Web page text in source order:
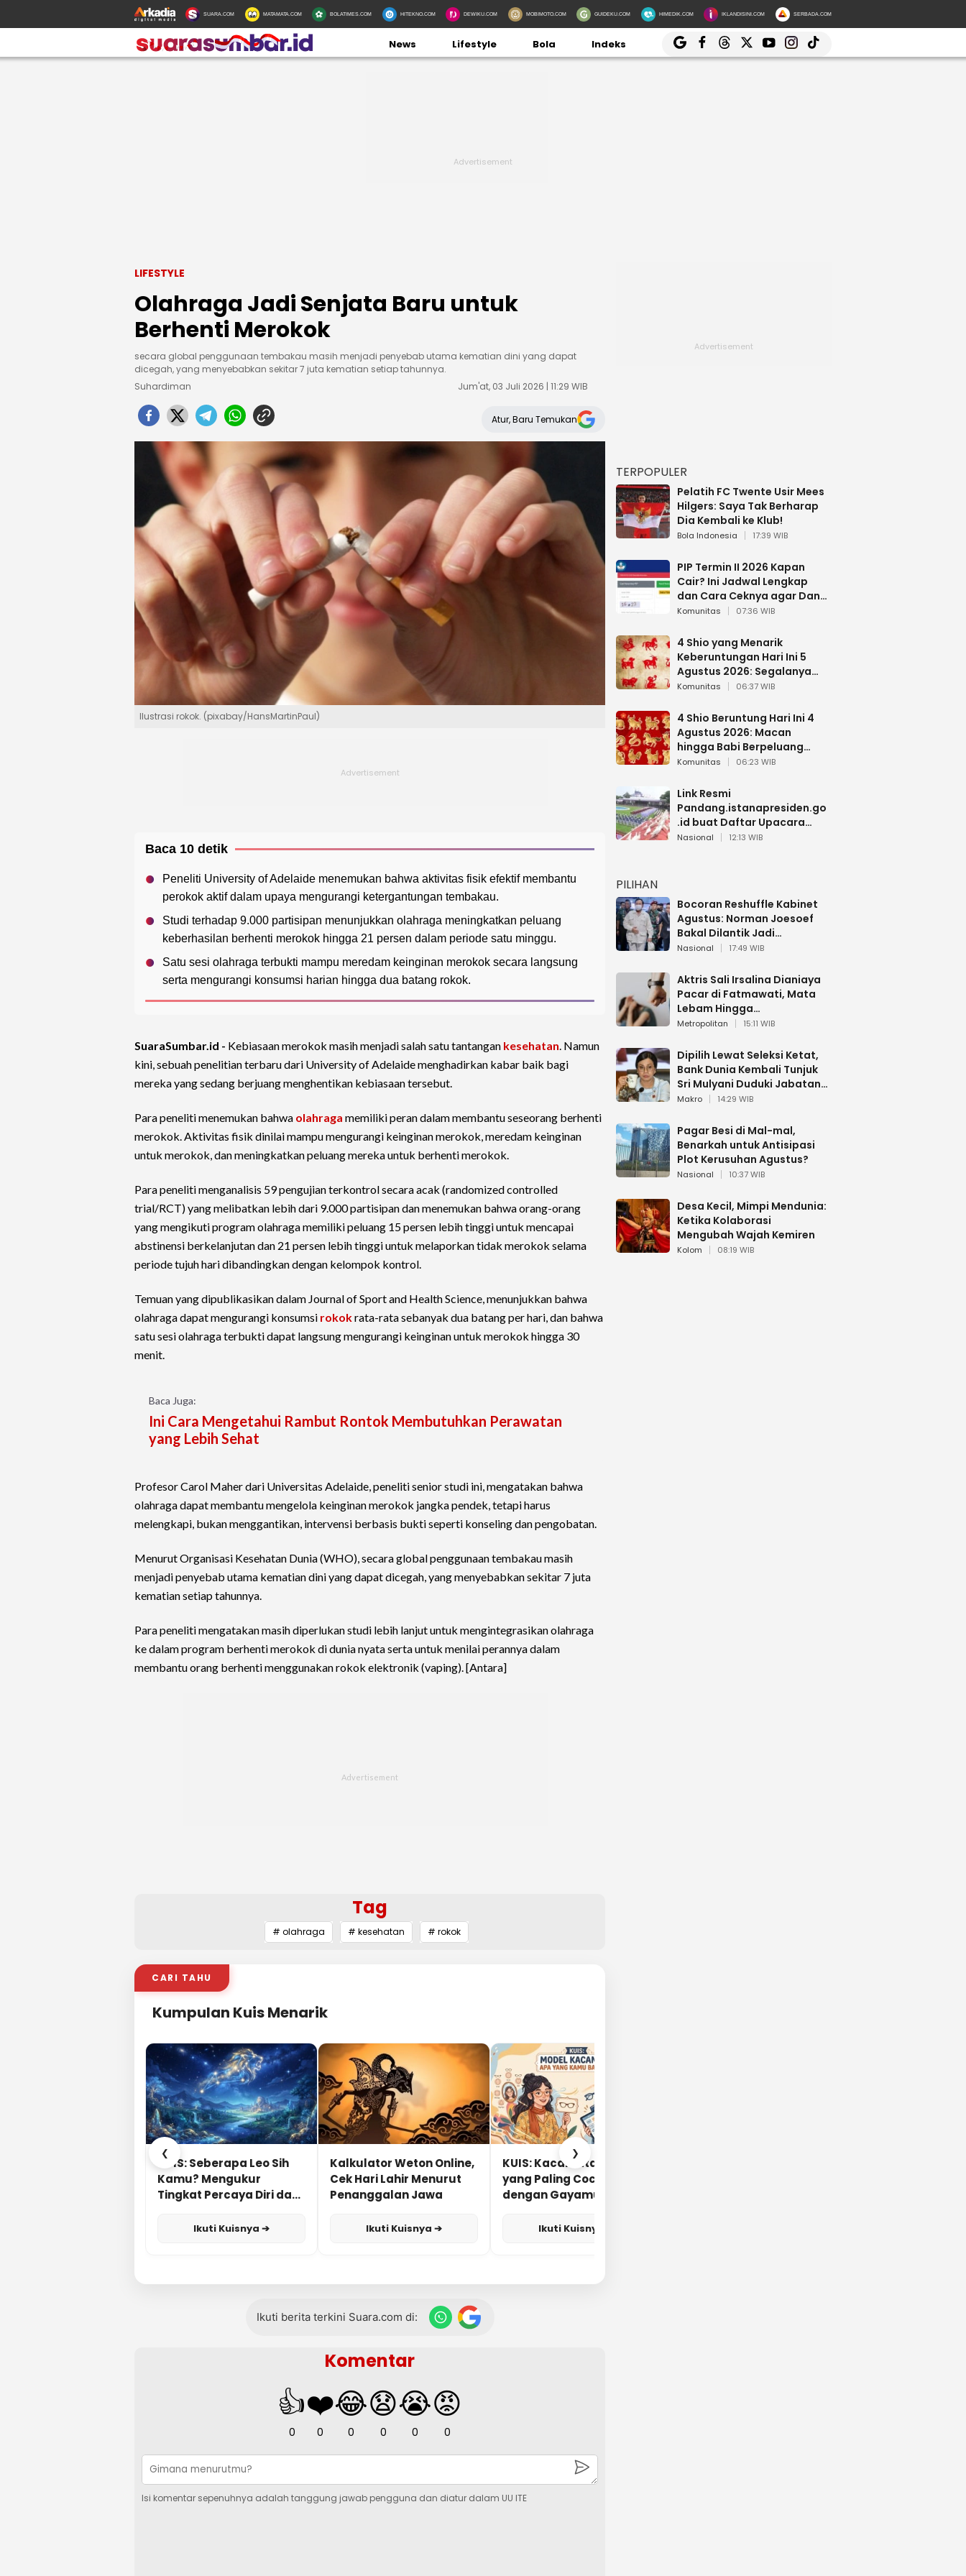
SUARA.COM MATAMATA.COM BOLATIMES.COM HITEKNO.COM DEWIKU.COM MOBIMOTO.COM GUIDEKU.COM HIMEDIK.COM IKLANDISINI.COM SERBADA.COM
News Lifestyle Bola Indeks
LIFESTYLE
Olahraga Jadi Senjata Baru untuk
Berhenti Merokok
secara global penggunaan tembakau masih menjadi penyebab utama kematian dini yang dapat
dicegah, yang menyebabkan sekitar 7 juta kematian setiap tahunnya.
Suhardiman
Jum'at, 03 Juli 2026 | 11:29 WIB
Atur, Baru Temukan
Ilustrasi rokok. (pixabay/HansMartinPaul)
Baca 10 detik
Peneliti University of Adelaide menemukan bahwa aktivitas fisik efektif membantu
perokok aktif dalam upaya mengurangi ketergantungan tembakau.
Studi terhadap 9.000 partisipan menunjukkan olahraga meningkatkan peluang
keberhasilan berhenti merokok hingga 21 persen dalam periode satu minggu.
Satu sesi olahraga terbukti mampu meredam keinginan merokok secara langsung
serta mengurangi konsumsi harian hingga dua batang rokok.
SuaraSumbar.id - Kebiasaan merokok masih menjadi salah satu tantangan kesehatan. Namun
kini, sebuah penelitian terbaru dari University of Adelaide menghadirkan kabar baik bagi
mereka yang sedang berjuang menghentikan kebiasaan tersebut.
Para peneliti menemukan bahwa olahraga memiliki peran dalam membantu seseorang berhenti
merokok. Aktivitas fisik dinilai mampu mengurangi keinginan merokok, meredam keinginan
untuk merokok, dan meningkatkan peluang mereka untuk berhenti merokok.
Para peneliti menganalisis 59 pengujian terkontrol secara acak (randomized controlled
trial/RCT) yang melibatkan lebih dari 9.000 partisipan dan menemukan bahwa orang-orang
yang mengikuti program olahraga memiliki peluang 15 persen lebih tinggi untuk mencapai
abstinensi berkelanjutan dan 21 persen lebih tinggi untuk melaporkan tidak merokok selama
periode tujuh hari dibandingkan dengan kelompok kontrol.
Temuan yang dipublikasikan dalam Journal of Sport and Health Science, menunjukkan bahwa
olahraga dapat mengurangi konsumsi rokokrata-rata sebanyak dua batang per hari, dan bahwa
satu sesi olahraga terbukti dapat langsung mengurangi keinginan untuk merokok hingga 30
menit.
Baca Juga:
Ini Cara Mengetahui Rambut Rontok Membutuhkan Perawatan
yang Lebih Sehat
Profesor Carol Maher dari Universitas Adelaide, peneliti senior studi ini, mengatakan bahwa
olahraga dapat membantu mengelola keinginan merokok jangka pendek, tetapi harus
melengkapi, bukan menggantikan, intervensi berbasis bukti seperti konseling dan pengobatan.
Menurut Organisasi Kesehatan Dunia (WHO), secara global penggunaan tembakau masih
menjadi penyebab utama kematian dini yang dapat dicegah, yang menyebabkan sekitar 7 juta
kematian setiap tahunnya.
Para peneliti mengatakan masih diperlukan studi lebih lanjut untuk mengintegrasikan olahraga
ke dalam program berhenti merokok di dunia nyata serta untuk menilai perannya dalam
membantu orang berhenti menggunakan rokok elektronik (vaping). [Antara]
Tag
# olahraga # kesehatan # rokok
CARI TAHU
Kumpulan Kuis Menarik
❮
KUIS: Seberapa Leo Sih
Kamu? Mengukur
Tingkat Percaya Diri dan
Ikuti Kuisnya ➔
Kalkulator Weton Online,
Cek Hari Lahir Menurut
Penanggalan Jawa
Ikuti Kuisnya ➔
KUIS: Kacamata Apa
yang Paling Cocok
dengan Gayamu?
Ikuti Kuisnya ➔
❯
Ikuti berita terkini Suara.com di:
Komentar
👍
0
❤️
0
😂
0
😧
0
😭
0
😡
0
Isi komentar sepenuhnya adalah tanggung jawab pengguna dan diatur dalam UU ITE
TERPOPULER
Pelatih FC Twente Usir Mees
Hilgers: Saya Tak Berharap
Dia Kembali ke Klub!
Bola Indonesia 17:39 WIB
PIP Termin II 2026 Kapan
Cair? Ini Jadwal Lengkap
dan Cara Ceknya agar Dana
Tidak Hangus!
Komunitas 07:36 WIB
4 Shio yang Menarik
Keberuntungan Hari Ini 5
Agustus 2026: Segalanya
Berjalan Lancar
Komunitas 06:37 WIB
4 Shio Beruntung Hari Ini 4
Agustus 2026: Macan
hingga Babi Berpeluang
Dapat Kabar Baik
Komunitas 06:23 WIB
Link Resmi
Pandang.istanapresiden.go
.id buat Daftar Upacara
Bendera HUT RI di Istana
Nasional 12:13 WIB
PILIHAN
Bocoran Reshuffle Kabinet
Agustus: Norman Joesoef
Bakal Dilantik Jadi
Wamenhan RI
Nasional 17:49 WIB
Aktris Sali Irsalina Dianiaya
Pacar di Fatmawati, Mata
Lebam Hingga
Diselamatkan Polantas
Metropolitan 15:11 WIB
Dipilih Lewat Seleksi Ketat,
Bank Dunia Kembali Tunjuk
Sri Mulyani Duduki Jabatan
Strategis
Makro 14:29 WIB
Pagar Besi di Mal-mal,
Benarkah untuk Antisipasi
Plot Kerusuhan Agustus?
Nasional 10:37 WIB
Desa Kecil, Mimpi Mendunia:
Ketika Kolaborasi
Mengubah Wajah Kemiren
Kolom 08:19 WIB